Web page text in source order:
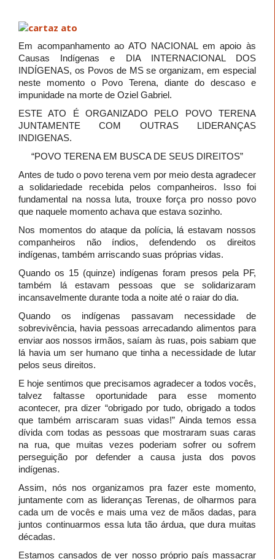
Em acompanhamento ao ATO NACIONAL em apoio às
Causas Indígenas e DIA INTERNACIONAL DOS
INDÍGENAS, os Povos de MS se organizam, em especial
neste momento o Povo Terena, diante do descaso e
impunidade na morte de Oziel Gabriel.
ESTE ATO É ORGANIZADO PELO POVO TERENA
JUNTAMENTE COM OUTRAS LIDERANÇAS
INDIGENAS.
“POVO TERENA EM BUSCA DE SEUS DIREITOS”
Antes de tudo o povo terena vem por meio desta agradecer
a solidariedade recebida pelos companheiros. Isso foi
fundamental na nossa luta, trouxe força pro nosso povo
que naquele momento achava que estava sozinho.
Nos momentos do ataque da polícia, lá estavam nossos
companheiros não índios, defendendo os direitos
indígenas, também arriscando suas próprias vidas.
Quando os 15 (quinze) indígenas foram presos pela PF,
também lá estavam pessoas que se solidarizaram
incansavelmente durante toda a noite até o raiar do dia.
Quando os indígenas passavam necessidade de
sobrevivência, havia pessoas arrecadando alimentos para
enviar aos nossos irmãos, saíam às ruas, pois sabiam que
lá havia um ser humano que tinha a necessidade de lutar
pelos seus direitos.
E hoje sentimos que precisamos agradecer a todos vocês,
talvez faltasse oportunidade para esse momento
acontecer, pra dizer “obrigado por tudo, obrigado a todos
que também arriscaram suas vidas!” Ainda temos essa
dívida com todas as pessoas que mostraram suas caras
na rua, que muitas vezes poderiam sofrer ou sofrem
perseguição por defender a causa justa dos povos
indígenas.
Assim, nós nos organizamos pra fazer este momento,
juntamente com as lideranças Terenas, de olharmos para
cada um de vocês e mais uma vez de mãos dadas, para
juntos continuarmos essa luta tão árdua, que dura muitas
décadas.
Estamos cansados de ver nosso próprio país massacrar